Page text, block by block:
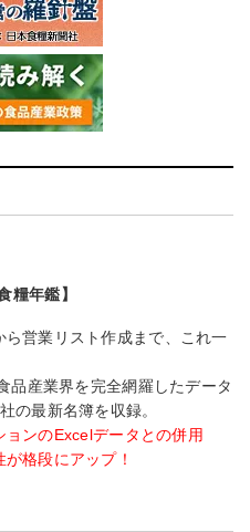
糧年鑑】
ら営業リスト作成まで、これ一
品産業界を完全網羅したデータ
の最新名簿を収録。
ョンのExcelデータとの併用
格段にアップ！